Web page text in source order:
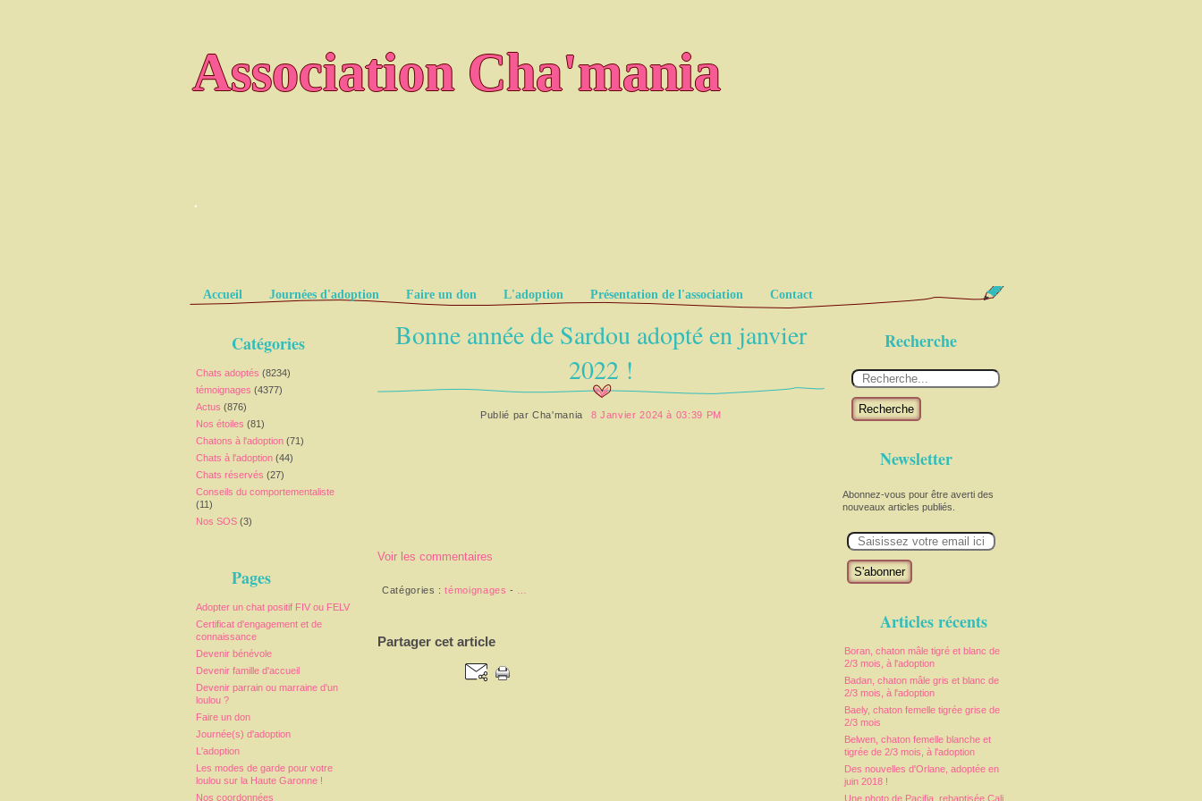
Association Cha'mania
.
Pages
Accueil Journées d'adoption Faire un don L'adoption Présentation de l'association Contact
Catégories
Chats adoptés (8234)
témoignages (4377)
Actus (876)
Nos étoiles (81)
Chatons à l'adoption (71)
Chats à l'adoption (44)
Chats réservés (27)
Conseils du comportementaliste
(11)
Nos SOS (3)
Pages
Adopter un chat positif FIV ou FELV
Certificat d'engagement et de
connaissance
Devenir bénévole
Devenir famille d'accueil
Devenir parrain ou marraine d'un
loulou ?
Faire un don
Journée(s) d'adoption
L'adoption
Les modes de garde pour votre
loulou sur la Haute Garonne !
Nos coordonnées
Recherche
Recherche
Newsletter
Abonnez-vous pour être averti des
nouveaux articles publiés.
m
Articles récents
Boran, chaton mâle tigré et blanc de
2/3 mois, à l'adoption
Badan, chaton mâle gris et blanc de
2/3 mois, à l'adoption
Baely, chaton femelle tigrée grise de
2/3 mois
Belwen, chaton femelle blanche et
tigrée de 2/3 mois, à l'adoption
Des nouvelles d'Orlane, adoptée en
juin 2018 !
Une photo de Pacifia, rebaptisée Cali,
Bonne année de Sardou adopté en janvier
2022 !
Publié parCha'mania 8 Janvier 2024 à 03:39 PM
Voir les commentaires
Catégories :témoignages -
Partager cet article